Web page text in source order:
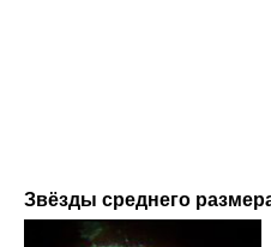
Звёзды среднего